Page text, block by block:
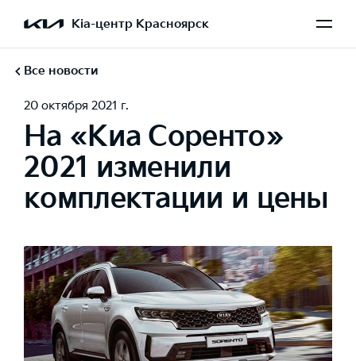
Kia-центр Красноярск
Все новости
20 октября 2021 г.
На «Киа Соренто»
2021 изменили
комплектации и цены